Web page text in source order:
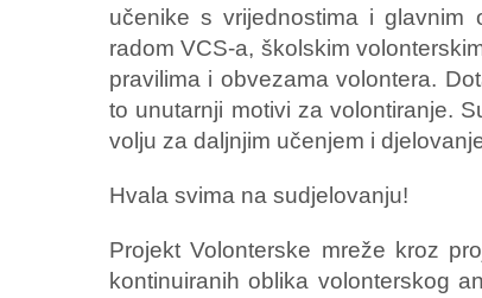
učenike s vrijednostima i glavnim
radom VCS-a, školskim
pravilima i obvezama volontera.
to unutarnji motivi za volontiranje.
volju za daljnjim učenjem i
Hvala svima na sudjelovanju!
Projekt Volonterske mreže kroz
kontinuiranih oblika volonterskog